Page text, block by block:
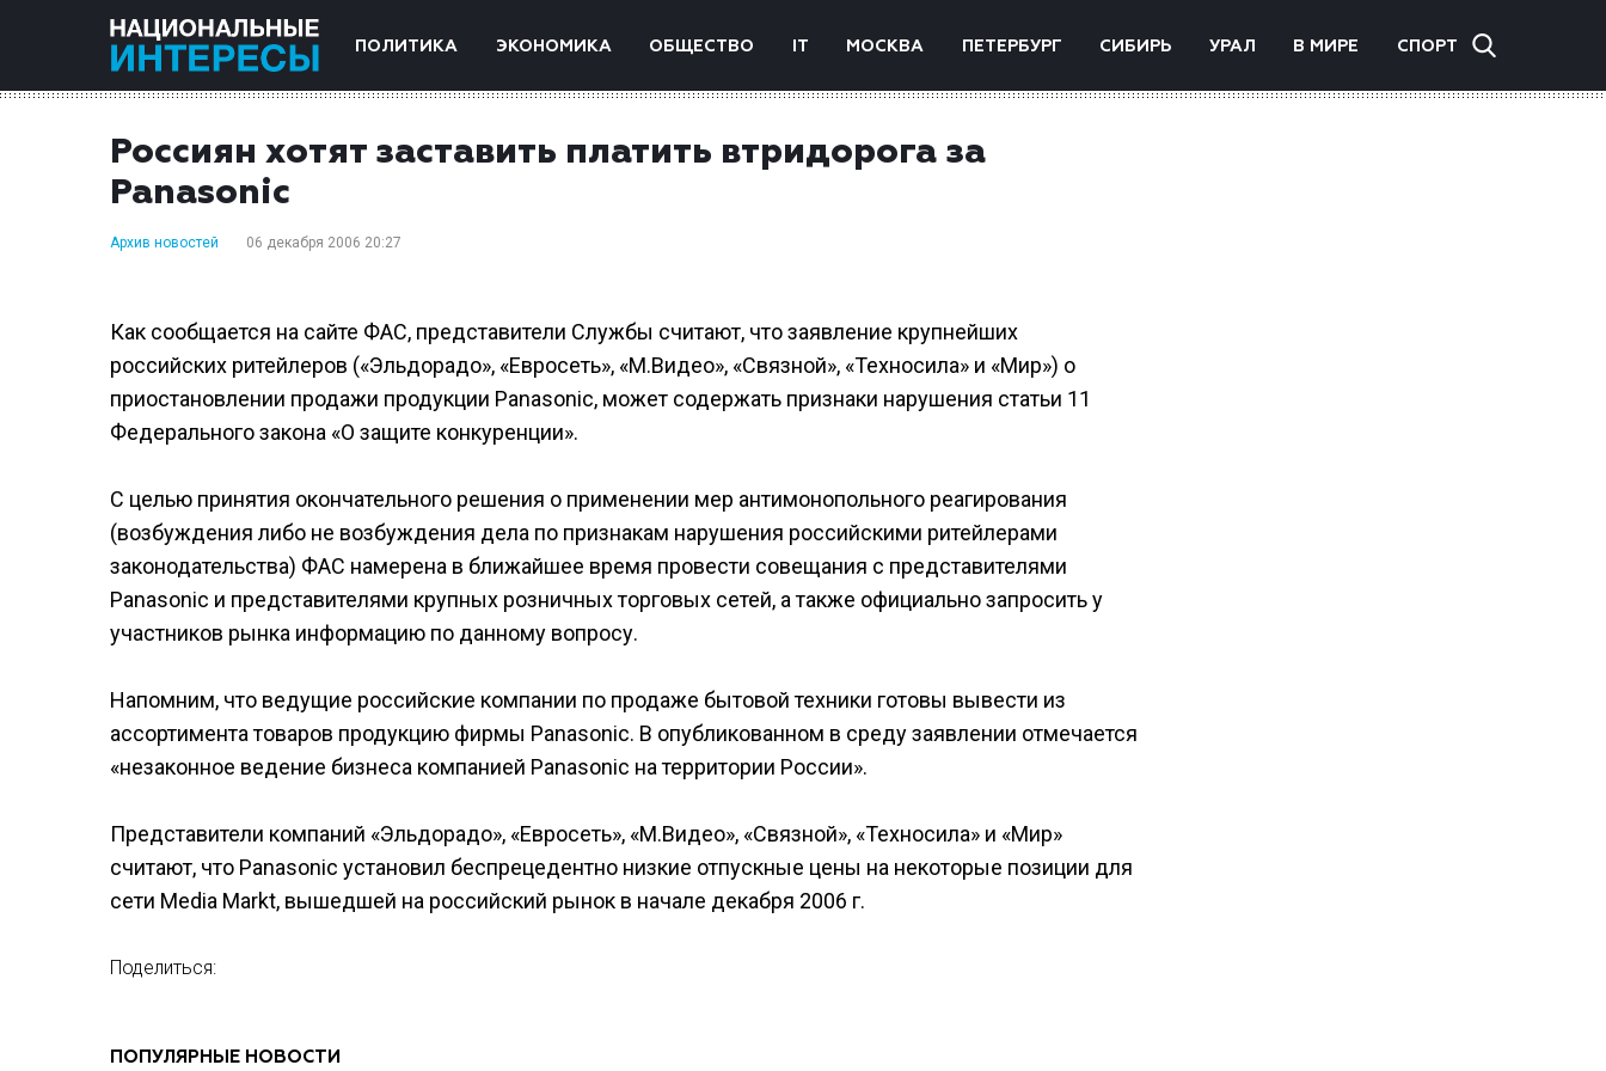
ПОЛИТИКА ЭКОНОМИКА ОБЩЕСТВО IT МОСКВА ПЕТЕРБУРГ СИБИРЬ УРАЛ В МИРЕ СПОРТ
Россиян хотят заставить платить втридорога за
Panasonic
Архив новостей 06 декабря 2006 20:27
Как сообщается на сайте ФАС, представители Службы считают, что заявление крупнейших
российских ритейлеров («Эльдорадо», «Евросеть», «М.Видео», «Связной», «Техносила» и «Мир») о
приостановлении продажи продукции Panasonic, может содержать признаки нарушения статьи 11
Федерального закона «О защите конкуренции».
С целью принятия окончательного решения о применении мер антимонопольного реагирования
(возбуждения либо не возбуждения дела по признакам нарушения российскими ритейлерами
законодательства) ФАС намерена в ближайшее время провести совещания с представителями
Panasonic и представителями крупных розничных торговых сетей, а также официально запросить у
участников рынка информацию по данному вопросу.
Напомним, что ведущие российские компании по продаже бытовой техники готовы вывести из
ассортимента товаров продукцию фирмы Panasonic. В опубликованном в среду заявлении отмечается
«незаконное ведение бизнеса компанией Panasonic на территории России».
Представители компаний «Эльдорадо», «Евросеть», «М.Видео», «Связной», «Техносила» и «Мир»
считают, что Panasonic установил беспрецедентно низкие отпускные цены на некоторые позиции для
сети Media Markt, вышедшей на российский рынок в начале декабря 2006 г.
Поделиться:
ПОПУЛЯРНЫЕ НОВОСТИ